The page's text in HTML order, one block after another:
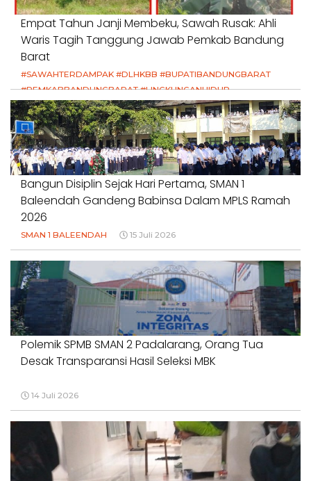
Empat Tahun Janji Membeku, Sawah Rusak: Ahli
Waris Tagih Tanggung Jawab Pemkab Bandung
Barat
#SAWAHTERDAMPAK #DLHKBB #BUPATIBANDUNGBARAT
#PEMKABBANDUNGBARAT #LINGKUNGANHIDUP
#HAKPETANI #KEADILANUNTUKPETANI
#NORMALISASISALURAN #IRIGASIRUSAK
#DUGAANPENCEMARAN #AKUNTABILITASPEMERINTAH
18 Juli 2026
Bangun Disiplin Sejak Hari Pertama, SMAN 1
Baleendah Gandeng Babinsa Dalam MPLS Ramah
2026
SMAN 1 BALEENDAH 15 Juli 2026
Polemik SPMB SMAN 2 Padalarang, Orang Tua
Desak Transparansi Hasil Seleksi MBK
14 Juli 2026